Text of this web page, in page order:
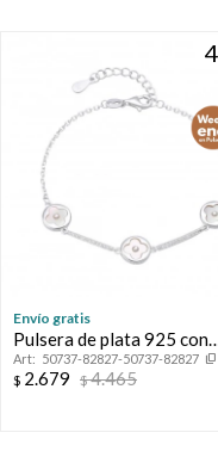
Envío gratis
Pulsera de plata 925 con
nácar, VAN.
50737-82827-50737-82827
$ 2.679 $4.465